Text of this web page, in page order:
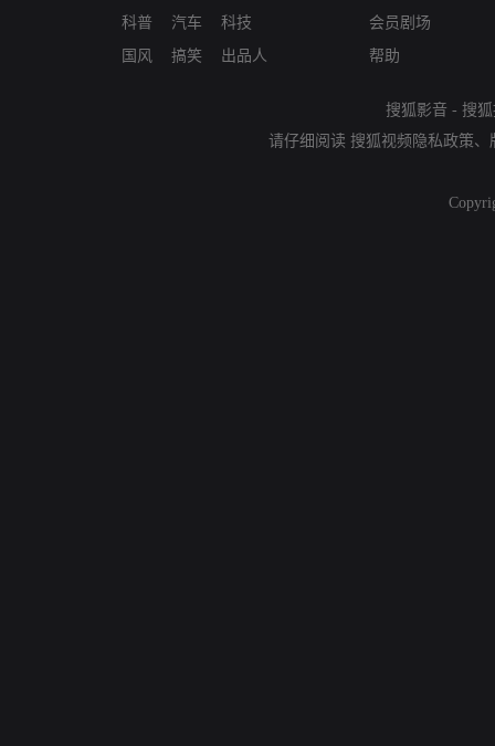
科普
国风
汽车
搞笑
科技
出品人
会员剧场
帮助
搜狐影音 - 搜
请仔细阅读 搜狐视频隐私政策、